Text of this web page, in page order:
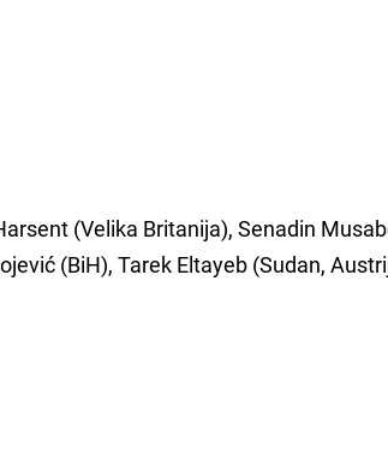
(Velika Britanija), Senadin
(BiH), Tarek Eltayeb (Sudan,